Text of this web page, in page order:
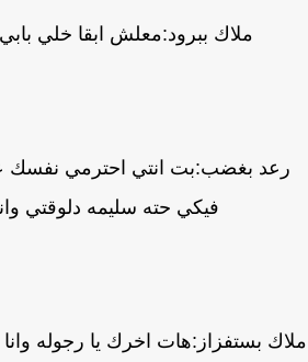
ملاك ببرود:معلش ابقا خلي بابي
بغضب:بت انتي احترمي نفسك
فيكي حته سليمه دلوقتي
بستفزاز:هات اخرك يا رجوله وانا